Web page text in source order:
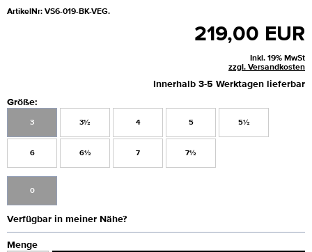
ArtikelNr: VS6-019-BK-VEG.
219,00 EUR
Inkl. 19% MwSt
zzgl. Versandkosten
Innerhalb 3-5 Werktagen lieferbar
Größe:
3 3½ 4 5 5½
6 6½ 7 7½
0
Verfügbar in meiner Nähe?
Menge